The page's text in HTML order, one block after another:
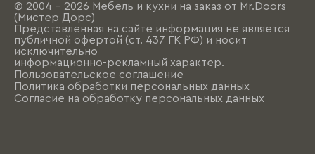
© 2004 - 2026 Мебель и кухни на заказ от Mr.Doors
(Мистер Дорс)
Представленная на сайте информация не является
публичной офертой (ст. 437 ГК РФ) и носит
исключительно
информационно-рекламный характер.
Пользовательское соглашение
Политика обработки персональных данных
Согласие на обработку персональных данных